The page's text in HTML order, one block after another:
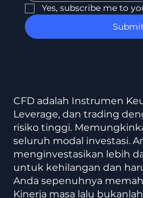
Yes, subscribe me to
Submit
CFD adalah Instrumen
Leverage, dan trading
risiko tinggi.
seluruh modal investasi.
menginvestasikan lebih
untuk kehilangan dan
Anda sepenuhnya
Kinerja masa lalu